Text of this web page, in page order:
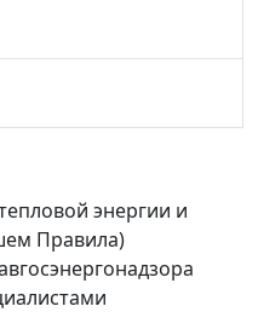
энергии и
Правила)